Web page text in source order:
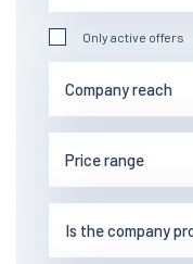
Only active offers